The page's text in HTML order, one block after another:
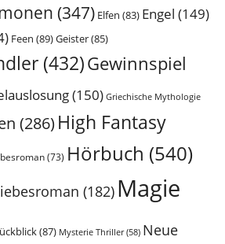
(347) Elfen (83) Engel (149)
Feen (89)Geister(85)
(432)Gewinnspiel
(150) Griechische Mythologie
(286) High Fantasy
(73) Hörbuch (540)
(182) Magie
(87) Mysterie Thriller(58) Neue